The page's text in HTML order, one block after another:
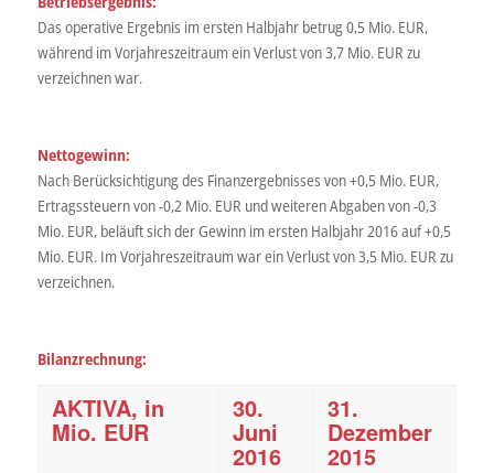
Das operative Ergebnis im ersten Halbjahr betrug 0,5 Mio. EUR,
während im Vorjahreszeitraum ein Verlust von 3,7 Mio. EUR zu
verzeichnen war.
Nettogewinn:
Nach Berücksichtigung des Finanzergebnisses von +0,5 Mio. EUR,
Ertragssteuern von -0,2 Mio. EUR und weiteren Abgaben von -0,3
Mio. EUR, beläuft sich der Gewinn im ersten Halbjahr 2016 auf +0,5
Mio. EUR. Im Vorjahreszeitraum war ein Verlust von 3,5 Mio. EUR zu
verzeichnen.
Bilanzrechnung:
AKTIVA, in
Mio. EUR
30.
Juni
2016
31.
Dezember
2015